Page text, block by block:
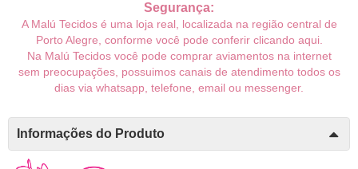
Segurança:
A Malú Tecidos é uma loja real, localizada na região central de
Porto Alegre, conforme você pode conferir clicando aqui.
Na Malú Tecidos você pode comprar aviamentos na internet
sem preocupações, possuimos canais de atendimento todos os
dias via whatsapp, telefone, email ou messenger.
Informações do Produto